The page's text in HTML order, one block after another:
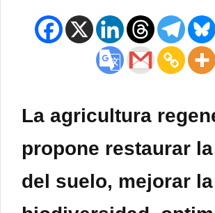
La agricultura
propone restaurar
del suelo, mejorar la